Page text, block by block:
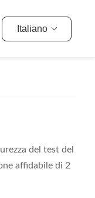
Italiano
del test del
affidabile di 2